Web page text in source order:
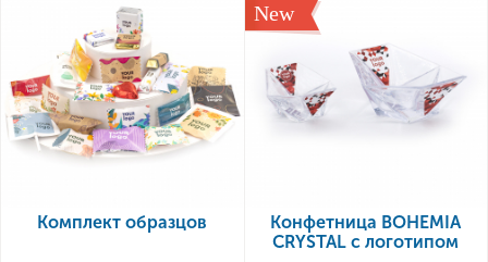
Комплект образцов
New
Конфетница BOHEMIA
CRYSTAL с логотипом